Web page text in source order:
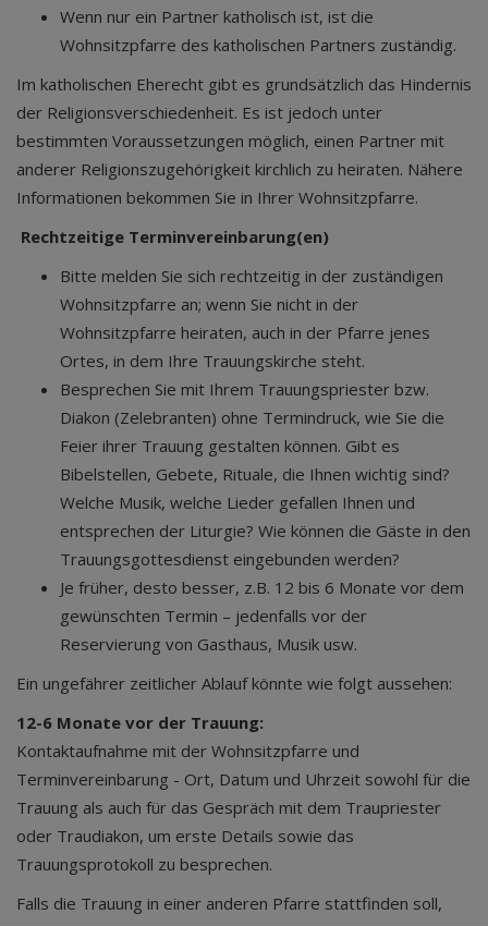
Wenn nur ein Partner katholisch ist, ist die
Wohnsitzpfarre des katholischen Partners zuständig.
Im katholischen Eherecht gibt es grundsätzlich das Hindernis
der Religionsverschiedenheit. Es ist jedoch unter
bestimmten Voraussetzungen möglich, einen Partner mit
anderer Religionszugehörigkeit kirchlich zu heiraten. Nähere
Informationen bekommen Sie in Ihrer Wohnsitzpfarre.
Rechtzeitige Terminvereinbarung(en)
Bitte melden Sie sich rechtzeitig in der zuständigen
Wohnsitzpfarre an; wenn Sie nicht in der
Wohnsitzpfarre heiraten, auch in der Pfarre jenes
Ortes, in dem Ihre Trauungskirche steht.
Besprechen Sie mit Ihrem Trauungspriester bzw.
Diakon (Zelebranten) ohne Termindruck, wie Sie die
Feier ihrer Trauung gestalten können. Gibt es
Bibelstellen, Gebete, Rituale, die Ihnen wichtig sind?
Welche Musik, welche Lieder gefallen Ihnen und
entsprechen der Liturgie? Wie können die Gäste in den
Trauungsgottesdienst eingebunden werden?
Je früher, desto besser, z.B. 12 bis 6 Monate vor dem
gewünschten Termin – jedenfalls vor der
Reservierung von Gasthaus, Musik usw.
Ein ungefährer zeitlicher Ablauf könnte wie folgt aussehen:
12-6 Monate vor der Trauung:
Kontaktaufnahme mit der Wohnsitzpfarre und
Terminvereinbarung - Ort, Datum und Uhrzeit sowohl für die
Trauung als auch für das Gespräch mit dem Traupriester
oder Traudiakon, um erste Details sowie das
Trauungsprotokoll zu besprechen.
Falls die Trauung in einer anderen Pfarre stattfinden soll,